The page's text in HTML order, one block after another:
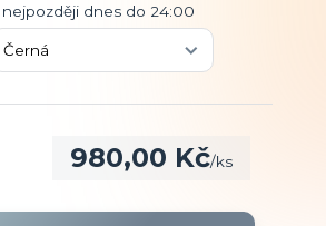
nejpozději dnes do 24:00
980,00 Kč/ks